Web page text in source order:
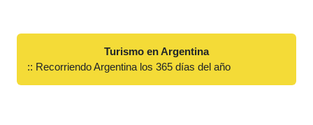
Turismo en Argentina
:: Recorriendo Argentina los 365 días del año